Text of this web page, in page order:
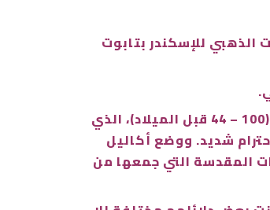
في عام 80 قبل الميلاد استبدل التابوت الذهبي للإسكندر بتابوت
وكان الأباطرة الرومان يزورون مقبرة الإسكندر الأكبر باستمرار ويُظهرون احترامهم له. ومن هؤلاء يوليوس قيصر (100 – 44 قبل الميلاد)، الذي
الذي نظر إلى الجثمان باحترام شديد. ووضع أكاليل
الذي قام بوضع كل البرديات المقدسة التي جمعها من